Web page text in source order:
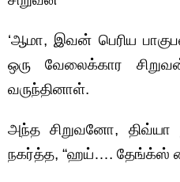
‘ஆமா, இவன் பெரிய
ஒரு வேலைக்கார
வருந்தினாள்.
அந்த சிறுவனோ, திவ்யா
நகர்த்த, “ஹய்….